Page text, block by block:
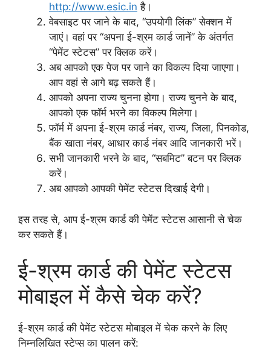
http://www.esic.in है।
वेबसाइट पर जाने के बाद, “उपयोगी लिंक” सेक्शन में
जाएं। वहां पर “अपना ई-श्रम कार्ड जानें” के अंतर्गत
“पेमेंट स्टेटस” पर क्लिक करें।
अब आपको एक पेज पर जाने का विकल्प दिया जाएगा।
आप वहां से आगे बढ़ सकते हैं।
आपको अपना राज्य चुनना होगा। राज्य चुनने के बाद,
आपको एक फॉर्म भरने का विकल्प मिलेगा।
फॉर्म में अपना ई-श्रम कार्ड नंबर, राज्य, जिला, पिनकोड,
बैंक खाता नंबर, आधार कार्ड नंबर आदि जानकारी भरें।
सभी जानकारी भरने के बाद, “सबमिट” बटन पर क्लिक
करें।
अब आपको आपकी पेमेंट स्टेटस दिखाई देगी।
इस तरह से, आप ई-श्रम कार्ड की पेमेंट स्टेटस आसानी से चेक
कर सकते हैं।
ई-श्रम कार्ड की पेमेंट स्टेटस
मोबाइल में कैसे चेक करें?
ई-श्रम कार्ड की पेमेंट स्टेटस मोबाइल में चेक करने के लिए
निम्नलिखित स्टेप्स का पालन करें: